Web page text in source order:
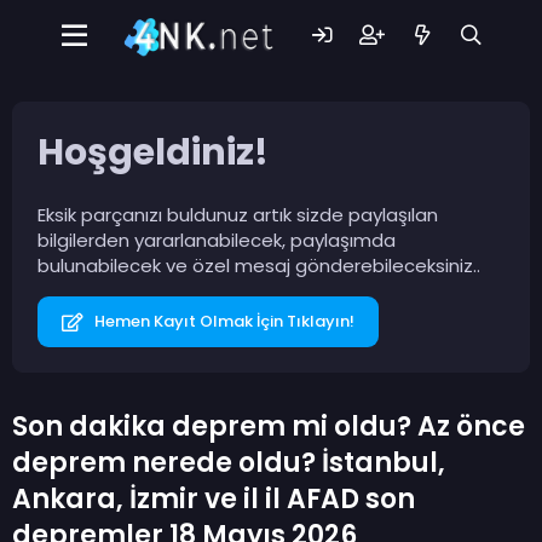
Hoşgeldiniz!
Eksik parçanızı buldunuz artık sizde paylaşılan
bilgilerden yararlanabilecek, paylaşımda
bulunabilecek ve özel mesaj gönderebileceksiniz..
Hemen Kayıt Olmak İçin Tıklayın!
Son dakika deprem mi oldu? Az önce
deprem nerede oldu? İstanbul,
Ankara, İzmir ve il il AFAD son